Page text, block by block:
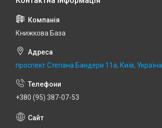
Книжкова База
проспект Степана Бандери 11а, Київ, Україна
+380 (95) 387-07-53